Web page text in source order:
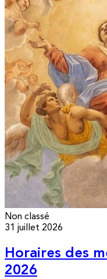
Non classé
31 juillet 2026
Horaires des
2026